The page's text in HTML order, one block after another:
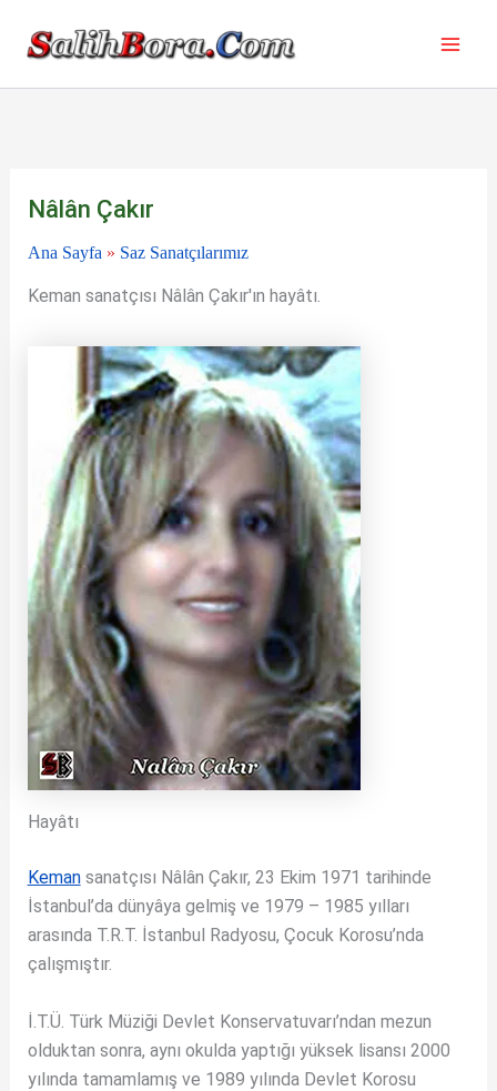
Nâlân Çakır
Ana Sayfa » Saz Sanatçılarımız
Keman sanatçısı Nâlân Çakır'ın hayâtı.
Hayâtı
Kemansanatçısı Nâlân Çakır, 23 Ekim 1971 tarihinde
İstanbul’da dünyâya gelmiş ve 1979 – 1985 yılları
arasında T.R.T. İstanbul Radyosu, Çocuk Korosu’nda
çalışmıştır.
İ.T.Ü. Türk Müziği Devlet Konservatuvarı’ndan mezun
olduktan sonra, aynı okulda yaptığı yüksek lisansı 2000
yılında tamamlamış ve 1989 yılında Devlet Korosu